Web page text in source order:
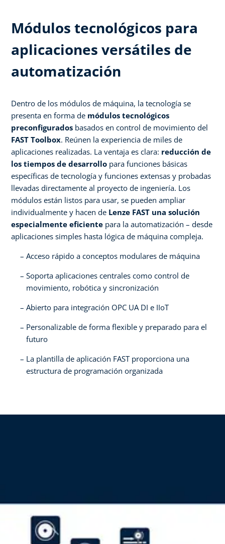
Módulos tecnológicos para
aplicaciones versátiles de
automatización
Dentro de los módulos de máquina, la tecnología se
presenta en forma de módulos tecnológicos
preconfigurados basados en control de movimiento del
FAST Toolbox. Reúnen la experiencia de miles de
aplicaciones realizadas. La ventaja es clara: reducción de
los tiempos de desarrollo para funciones básicas
específicas de tecnología y funciones extensas y probadas
llevadas directamente al proyecto de ingeniería. Los
módulos están listos para usar, se pueden ampliar
individualmente y hacen de Lenze FAST una solución
especialmente eficiente para la automatización – desde
aplicaciones simples hasta lógica de máquina compleja.
Acceso rápido a conceptos modulares de máquina
Soporta aplicaciones centrales como control de
movimiento, robótica y sincronización
Abierto para integración OPC UA DI e IIoT
Personalizable de forma flexible y preparado para el
futuro
La plantilla de aplicación FAST proporciona una
estructura de programación organizada